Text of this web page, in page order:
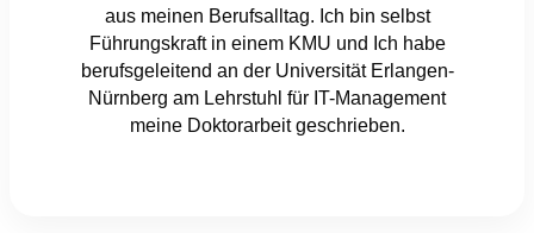
aus meinen Berufsalltag. Ich bin selbst
Führungskraft in einem KMU und Ich habe
berufsgeleitend an der Universität Erlangen-
Nürnberg am Lehrstuhl für IT-Management
meine Doktorarbeit geschrieben.